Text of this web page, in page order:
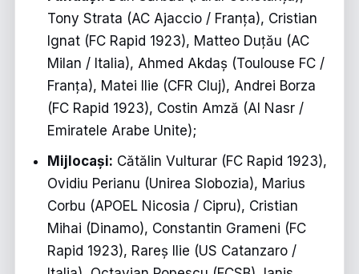
Tony Strata (AC Ajaccio / Franța), Cristian
Ignat (FC Rapid 1923), Matteo Duțău (AC
Milan / Italia), Ahmed Akdaș (Toulouse FC /
Franța), Matei Ilie (CFR Cluj), Andrei Borza
(FC Rapid 1923), Costin Amză (Al Nasr /
Emiratele Arabe Unite);
Mijlocași: Cătălin Vulturar (FC Rapid 1923),
Ovidiu Perianu (Unirea Slobozia), Marius
Corbu (APOEL Nicosia / Cipru), Cristian
Mihai (Dinamo), Constantin Grameni (FC
Rapid 1923), Rareș Ilie (US Catanzaro /